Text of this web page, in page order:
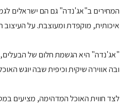
המחירים ב"אג'נדה" גם הם ישראלים
איכותית, מוקפדת ומעוצבת. על
ובה אווירה שיקית וכיפית שבה יוגש
לצד חווית האוכל המדהימה, מציעים